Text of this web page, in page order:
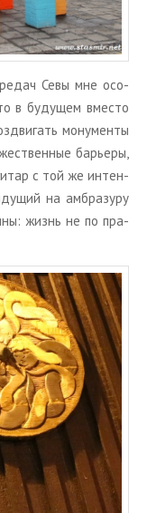
Севы мне осо­
в бу­ду­щем вме­сто
мо­ну­мен­ты
ба­рье­ры,
с той же ин­тен­
на ам­бра­зу­ру
жизнь не по пра­